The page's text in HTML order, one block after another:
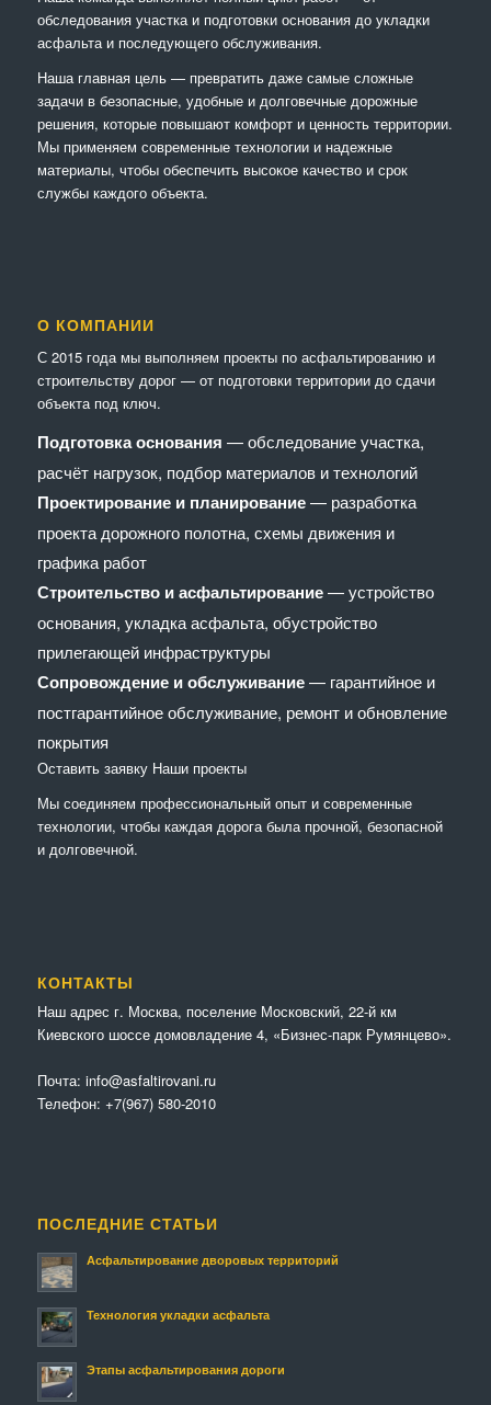
обследования участка и подготовки основания до укладки
асфальта и последующего обслуживания.
Наша главная цель — превратить даже самые сложные
задачи в безопасные, удобные и долговечные дорожные
решения, которые повышают комфорт и ценность территории.
Мы применяем современные технологии и надежные
материалы, чтобы обеспечить высокое качество и срок
службы каждого объекта.
О КОМПАНИИ
С 2015 года мы выполняем проекты по асфальтированию и
строительству дорог — от подготовки территории до сдачи
объекта под ключ.
Подготовка основания — обследование участка,
расчёт нагрузок, подбор материалов и технологий
Проектирование и планирование— разработка
проекта дорожного полотна, схемы движения и
графика работ
Строительство и асфальтирование— устройство
основания, укладка асфальта, обустройство
прилегающей инфраструктуры
Сопровождение и обслуживание— гарантийное и
постгарантийное обслуживание, ремонт и обновление
покрытия
Оставить заявку Наши проекты
Мы соединяем профессиональный опыт и современные
технологии, чтобы каждая дорога была прочной, безопасной
и долговечной.
КОНТАКТЫ
Наш адрес г. Москва, поселение Московский, 22-й км
Киевского шоссе домовладение 4, «Бизнес-парк Румянцево».
Почта: info@asfaltirovani.ru
Телефон: +7(967) 580-2010
ПОСЛЕДНИЕ СТАТЬИ
Асфальтирование дворовых территорий
Технология укладки асфальта
Этапы асфальтирования дороги